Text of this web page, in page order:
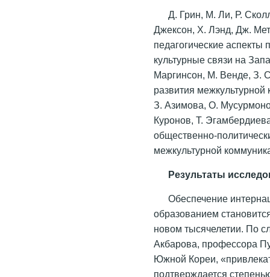
Д. Грин, М. Ли, Р.
Джексон, Х. Лэнд, Дж.
педагогические аспекты
культурные связи на
Маргинсон, М. Венде, З.
развития
З. Азимова, О.
Куронов, Т.
общественно-
межкультурной
Результаты
Обеспечение
образованием
новом тысячелетии. По
Акбарова, профессора
Южной Кореи,
подтверждается